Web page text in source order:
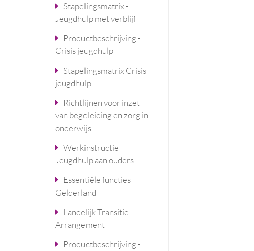
Stapelingsmatrix -
Jeugdhulp met verblijf
Productbeschrijving -
Crisis jeugdhulp
Stapelingsmatrix Crisis
jeugdhulp
Richtlijnen voor inzet
van begeleiding en zorg in
onderwijs
Werkinstructie
Jeugdhulp aan ouders
Essentiële functies
Gelderland
Landelijk Transitie
Arrangement
Productbeschrijving -